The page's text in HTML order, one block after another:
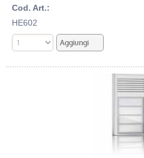
Cod. Art.:
HE602